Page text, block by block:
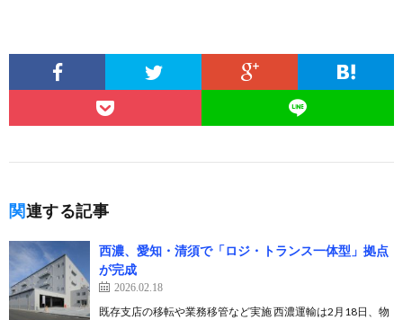
関連する記事
西濃、愛知・清須で「ロジ・トランス一体型」拠点
が完成
2026.02.18
既存支店の移転や業務移管など実施 西濃運輸は2月18日、物